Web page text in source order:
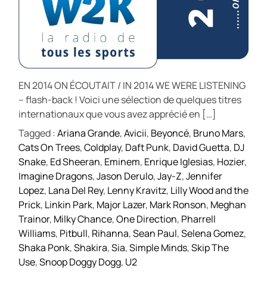
EN 2014 ON ÉCOUTAIT / IN 2014 WE WERE LISTENING
– flash-back ! Voici une sélection de quelques titres
internationaux que vous avez apprécié en […]
Tagged :Ariana Grande,Avicii, Beyoncé, Bruno Mars,
Cats On Trees,Coldplay, Daft Punk, David Guetta, DJ
Snake, Ed Sheeran, Eminem, Enrique Iglesias, Hozier,
Imagine Dragons,Jason Derulo,Jay-Z,Jennifer
Lopez, Lana Del Rey, Lenny Kravitz, Lilly Wood and the
Prick, Linkin Park, Major Lazer, Mark Ronson, Meghan
Trainor, Milky Chance,One Direction, Pharrell
Williams, Pitbull, Rihanna,Sean Paul,Selena Gomez,
Shaka Ponk,Shakira,Sia,Simple Minds,Skip The
Use,Snoop Doggy Dogg, U2